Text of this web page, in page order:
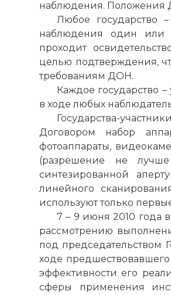
наблюдения. Положения
Любое государство
наблюдения один или
проходит
целью подтверждения,
требованиям ДОН.
Каждое государство
в ходе любых
Государства-
Договором набор
фотоаппараты,
(разрешение не
синтезированной
линейного
используют только
7 – 9 июня 2010 года
рассмотрению
под
ходе
эффективности его
сферы применения